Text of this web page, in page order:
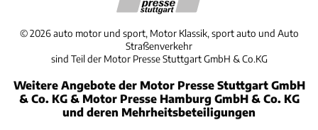
©2026 auto motor und sport, Motor Klassik, sport auto und Auto
Straßenverkehr
sind Teil der Motor Presse Stuttgart GmbH & Co.KG
Weitere Angebote der Motor Presse Stuttgart GmbH
& Co. KG & Motor Presse Hamburg GmbH & Co. KG
und deren Mehrheitsbeteiligungen